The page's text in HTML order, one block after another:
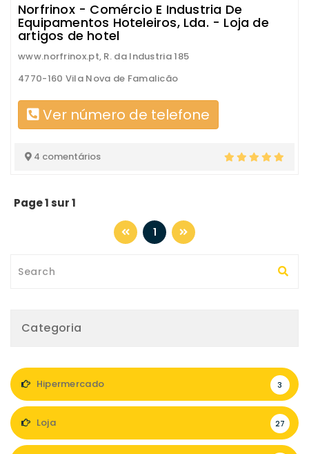
Norfrinox - Comércio E Industria De
Equipamentos Hoteleiros, Lda. - Loja de
artigos de hotel
www.norfrinox.pt, R. da Industria 185
4770-160 Vila Nova de Famalicão
Ver número de telefone
4 comentários
Page 1 sur 1
1
Categoria
Hipermercado 3
Loja 27